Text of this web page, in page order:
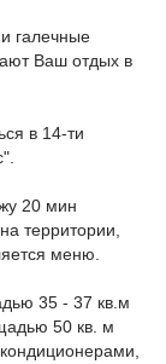
галечные
Ваш отдых в
в 14-ти
20 мин
территории,
меню.
35 - 37 кв.м
50 кв. м